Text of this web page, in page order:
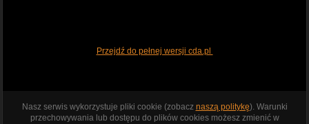
Przejdź do pełnej wersji cda.pl
Nasz serwis wykorzystuje pliki cookie (zobacz naszą politykę). Warunki
przechowywania lub dostępu do plików cookies możesz zmienić w